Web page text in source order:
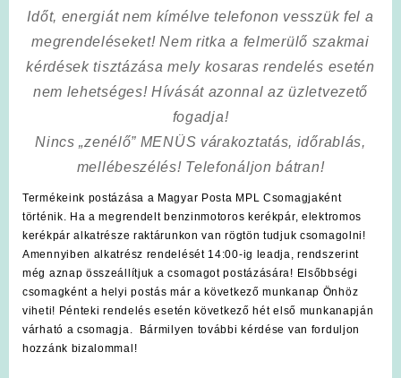
Időt, energiát nem kímélvetelefonon vesszük fel a
megrendeléseket! Nem ritka a felmerülő szakmai
kérdések tisztázása mely kosaras rendelés esetén
nem lehetséges! Hívását azonnal az üzletvezető
fogadja!
Nincs „zenélő” MENÜS várakoztatás, időrablás,
mellébeszélés! Telefonáljon bátran!
Termékeink postázása a Magyar Posta MPL Csomagjaként
történik. Ha a megrendelt benzinmotoros kerékpár, elektromos
kerékpár alkatrésze raktárunkon van rögtön tudjuk csomagolni!
Amennyiben alkatrész rendelését 14:00-ig leadja, rendszerint
még aznap összeállítjuk a csomagot postázására! Elsőbbségi
csomagként a helyi postás már a következő munkanap Önhöz
viheti! Pénteki rendelés esetén következő hét első munkanapján
várható a csomagja. Bármilyen további kérdése van forduljon
hozzánk bizalommal!